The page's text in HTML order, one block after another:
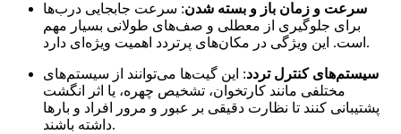
سرعت و زمان باز و بسته شدن: سرعت جابجایی درب‌ها
برای جلوگیری از معطلی و صف‌های طولانی بسیار مهم
است. این ویژگی در مکان‌های پرتردد اهمیت ویژه‌ای دارد.
سیستم‌های کنترل تردد: این گیت‌ها می‌توانند از سیستم‌های
مختلفی مانند کارتخوان، تشخیص چهره، یا اثر انگشت
پشتیبانی کنند تا نظارت دقیقی بر عبور و مرور افراد و بارها
داشته باشند.